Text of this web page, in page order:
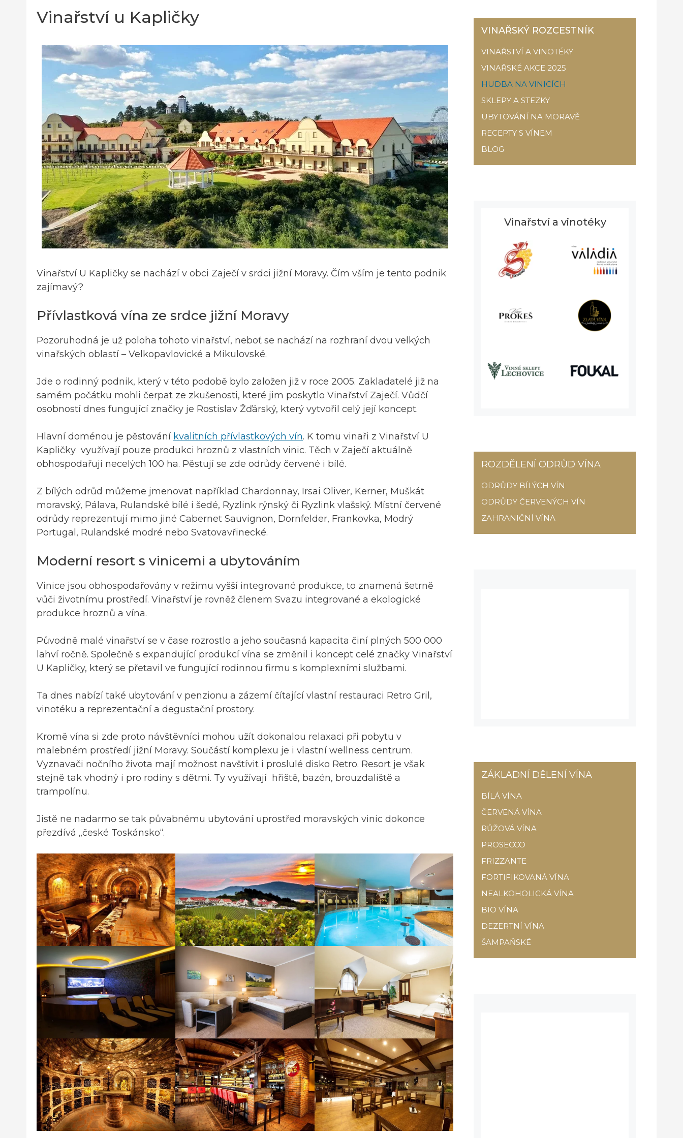
Vinařství u Kapličky
Vinařství U Kapličky se nachází v obci Zaječí v srdci jižní Moravy. Čím vším je tento podnik
zajímavý?
Přívlastková vína ze srdce jižní Moravy
Pozoruhodná je už poloha tohoto vinařství, neboť se nachází na rozhraní dvou velkých
vinařských oblastí – Velkopavlovické a Mikulovské.
Jde o rodinný podnik, který v této podobě bylo založen již v roce 2005. Zakladatelé již na
samém počátku mohli čerpat ze zkušenosti, které jim poskytlo Vinařství Zaječí. Vůdčí
osobností dnes fungující značky je Rostislav Žďárský, který vytvořil celý její koncept.
Hlavní doménou je pěstování kvalitních přívlastkových vín. K tomu vinaři z Vinařství U
Kapličky využívají pouze produkci hroznů z vlastních vinic. Těch v Zaječí aktuálně
obhospodařují necelých 100 ha. Pěstují se zde odrůdy červené i bílé.
Z bílých odrůd můžeme jmenovat například Chardonnay, Irsai Oliver, Kerner, Muškát
moravský, Pálava, Rulandské bílé i šedé, Ryzlink rýnský či Ryzlink vlašský. Místní červené
odrůdy reprezentují mimo jiné Cabernet Sauvignon, Dornfelder, Frankovka, Modrý
Portugal, Rulandské modré nebo Svatovavřinecké.
Moderní resort s vinicemi a ubytováním
Vinice jsou obhospodařovány v režimu vyšší integrované produkce, to znamená šetrně
vůči životnímu prostředí. Vinařství je rovněž členem Svazu integrované a ekologické
produkce hroznů a vína.
Původně malé vinařství se v čase rozrostlo a jeho současná kapacita činí plných 500 000
lahví ročně. Společně s expandující produkcí vína se změnil i koncept celé značky Vinařství
U Kapličky, který se přetavil ve fungující rodinnou firmu s komplexními službami.
Ta dnes nabízí také ubytování v penzionu a zázemí čítající vlastní restauraci Retro Gril,
vinotéku a reprezentační a degustační prostory.
Kromě vína si zde proto návštěvníci mohou užít dokonalou relaxaci při pobytu v
malebném prostředí jižní Moravy. Součástí komplexu je i vlastní wellness centrum.
Vyznavači nočního života mají možnost navštívit i proslulé disko Retro. Resort je však
stejně tak vhodný i pro rodiny s dětmi. Ty využívají hřiště, bazén, brouzdaliště a
trampolínu.
Jistě ne nadarmo se tak půvabnému ubytování uprostřed moravských vinic dokonce
přezdívá „české Toskánsko“.
VINAŘSKÝ ROZCESTNÍK
VINAŘSTVÍ A VINOTÉKY
VINAŘSKÉ AKCE 2025
HUDBA NA VINICÍCH
SKLEPY A STEZKY
UBYTOVÁNÍ NA MORAVĚ
RECEPTY S VÍNEM
BLOG
Vinařství a vinotéky
ROZDĚLENÍ ODRŮD VÍNA
ODRŮDY BÍLÝCH VÍN
ODRŮDY ČERVENÝCH VÍN
ZAHRANIČNÍ VÍNA
ZÁKLADNÍ DĚLENÍ VÍNA
BÍLÁ VÍNA
ČERVENÁ VÍNA
RŮŽOVÁ VÍNA
PROSECCO
FRIZZANTE
FORTIFIKOVANÁ VÍNA
NEALKOHOLICKÁ VÍNA
BIO VÍNA
DEZERTNÍ VÍNA
ŠAMPAŇSKÉ